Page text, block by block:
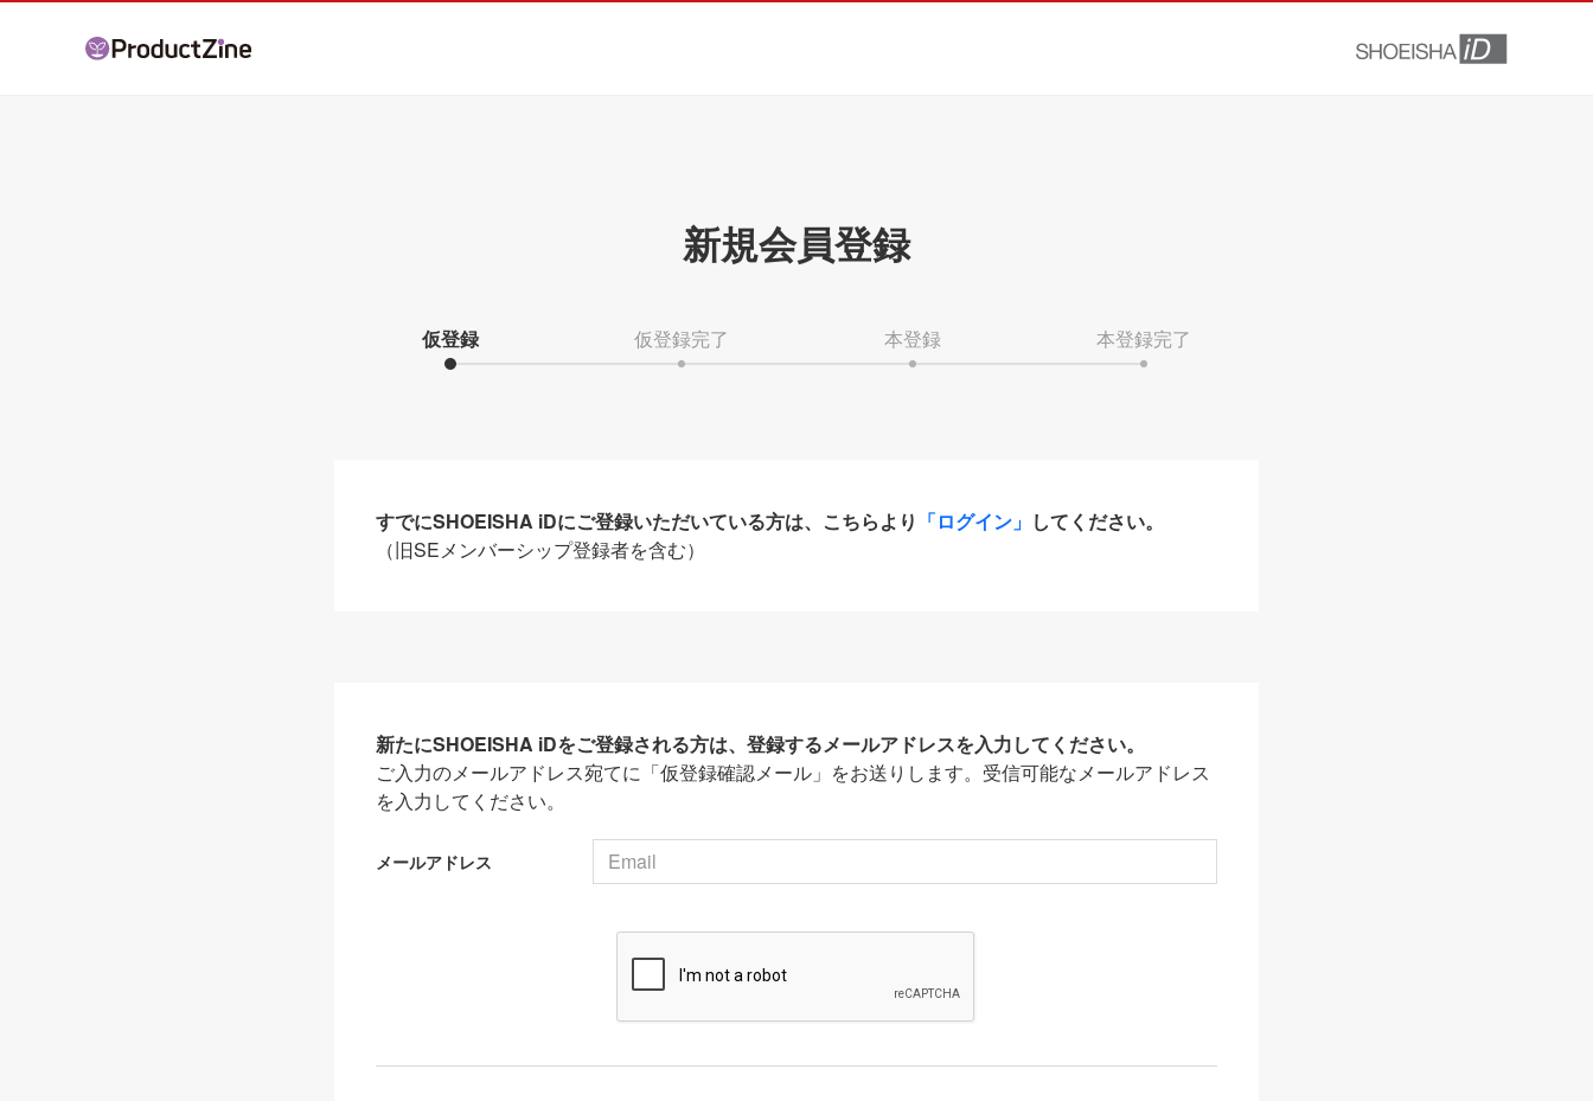
新規会員登録
仮登録 仮登録完了 本登録 本登録完了
すでにSHOEISHA iDにご登録いただいている方は、こちらより 「ログイン」 してください。
（旧SEメンバーシップ登録者を含む）
新たにSHOEISHA iDをご登録される方は、登録するメールアドレスを入力してください。
ご入力のメールアドレス宛てに「仮登録確認メール」をお送りします。受信可能なメールアドレス
を入力してください。
メールアドレス